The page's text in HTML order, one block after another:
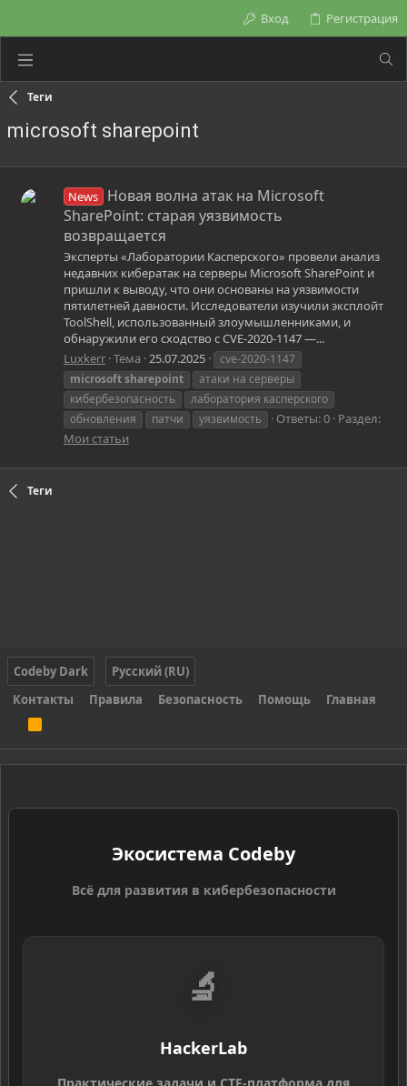
Вход Регистрация
Теги
microsoft sharepoint
News
Новая волна атак на Microsoft
SharePoint: старая уязвимость
возвращается
Эксперты «Лаборатории Касперского» провели анализ
недавних кибератак на серверы Microsoft SharePoint и
пришли к выводу, что они основаны на уязвимости
пятилетней давности. Исследователи изучили эксплойт
ToolShell, использованный злоумышленниками, и
обнаружили его сходство с CVE-2020-1147 —...
Luxkerr Тема 25.07.2025
cve-2020-1147
microsoftsharepoint
атаки на серверы
кибербезопасность
лаборатория касперского
обновления
патчи уязвимость Ответы: 0 Раздел:
Мои статьи
Теги
Codeby Dark
Русский (RU)
Контакты
Правила Безопасность Помощь Главная
S
Экосистема Codeby
Всё для развития в кибербезопасности
🔬
HackerLab